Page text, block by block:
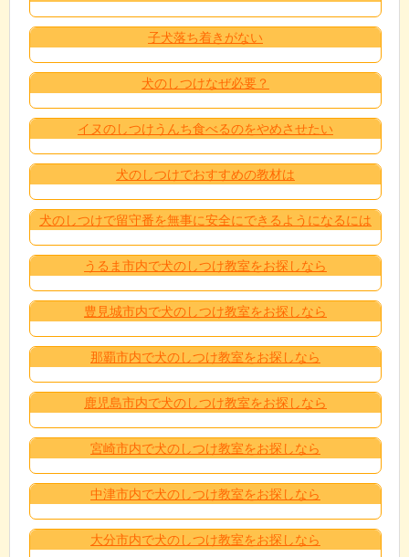
子犬落ち着きがない
犬のしつけなぜ必要？
イヌのしつけうんち食べるのをやめさせたい
犬のしつけでおすすめの教材は
犬のしつけで留守番を無事に安全にできるようになるには
うるま市内で犬のしつけ教室をお探しなら
豊見城市内で犬のしつけ教室をお探しなら
那覇市内で犬のしつけ教室をお探しなら
鹿児島市内で犬のしつけ教室をお探しなら
宮崎市内で犬のしつけ教室をお探しなら
中津市内で犬のしつけ教室をお探しなら
大分市内で犬のしつけ教室をお探しなら